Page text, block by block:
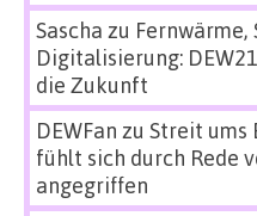
Sascha zu Fernwärme,
Digitalisierung:
die Zukunft
DEWFan zu Streit ums
fühlt sich durch Rede
angegriffen